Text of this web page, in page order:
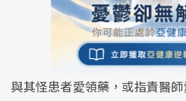
與其怪患者愛領藥，或指責醫